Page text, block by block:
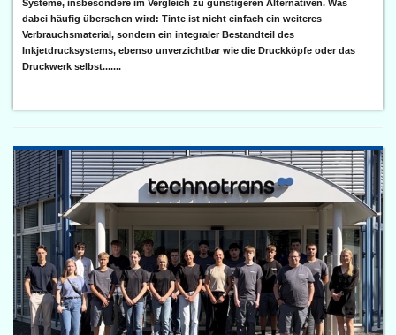
Systeme, insbesondere im Vergleich zu günstigeren Alternativen. Was
dabei häufig übersehen wird: Tinte ist nicht einfach ein weiteres
Verbrauchsmaterial, sondern ein integraler Bestandteil des
Inkjetdrucksystems, ebenso unverzichtbar wie die Druckköpfe oder das
Druckwerk selbst.......